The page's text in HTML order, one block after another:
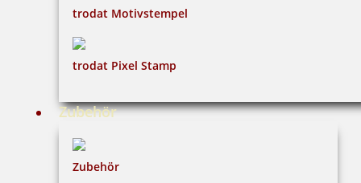
trodat Motivstempel
trodat Pixel Stamp
Zubehör
Zubehör